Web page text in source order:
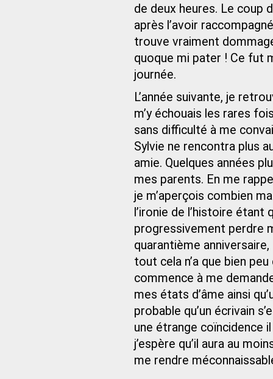
de deux heures. Le coup
après l’avoir
trouve vraiment
quoque mi pater ! Ce fut
journée.
L’année suivante, je
m’y échouais les rares
sans difficulté à me
Sylvie ne rencontra plus
amie. Quelques années
mes parents. En me
je m’aperçois combien
l’ironie de l’histoire étant
progressivement perdre
quarantième
tout cela n’a que bien
commence à me
mes états d’âme ainsi
probable qu’un écrivain
une étrange coïncidence
j’espère qu’il aura au
me rendre